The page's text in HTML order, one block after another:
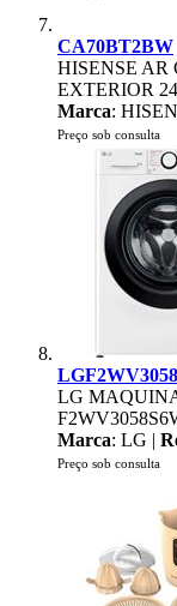
CA70BT2BW
HISENSE
EXTERIOR
Marca:
Preço sob consulta
LG
Marca: LG |
Preço sob consulta